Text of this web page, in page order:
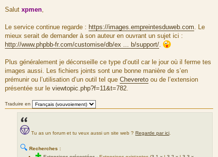
e
s
g
e
Salut xpmen
Le service continue regarde : https://images.empreintesduweb.com . Le
mieux serait de demander à son auteur en ouvrant un sujet ici :
http://www.phpbb-fr.com/customise/db/ex ... b/support/
Plus généralement je déconseille ce type d’outil car le jour où il ferme tes
images aussi. Les fichiers joints sont une bonne manière de s’en
prémunir ou l’utilisation d’un outil tel que Chevereto ou de l’extension
présentée sur le viewtopic.php?f=11&t=782
Traduire en
Tu as un forum et tu veux aussi un site web ? Regarde par ici
🔍 Recherches :